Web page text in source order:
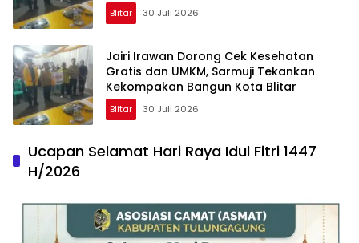
Blitar 30 Juli 2026
Jairi Irawan Dorong Cek Kesehatan
Gratis dan UMKM, Sarmuji Tekankan
Kekompakan Bangun Kota Blitar
Blitar 30 Juli 2026
Ucapan Selamat Hari Raya Idul Fitri 1447
H/2026